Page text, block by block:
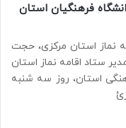
فرهنگیان استان
نماز استان مرکزی، حجت
ستاد اقامه نماز استان
استان، روز سه شنبه